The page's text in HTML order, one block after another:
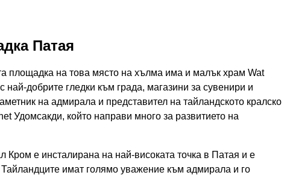
Патая
площадка на това място на хълма има и малък храм Wat
добрите гледки към града, магазини за сувенири и
на адмирала и представител на тайландското кралско
Удомсакди, който направи много за развитието на
Кром е инсталирана на най-високата точка в Патая и е
имат голямо уважение към адмирала и го